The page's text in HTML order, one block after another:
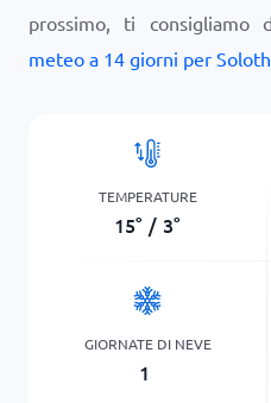
prossimo, ti consigliamo
meteo a 14 giorni per
TEMPERATURE
15° / 3°
GIORNATE DI NEVE
1